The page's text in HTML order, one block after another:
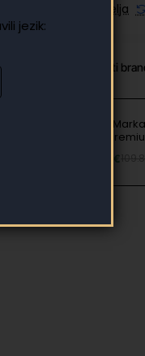
jezik:
Dodaj u listu želja
iste kategorije Isti
Etui
Folio
69.90 €